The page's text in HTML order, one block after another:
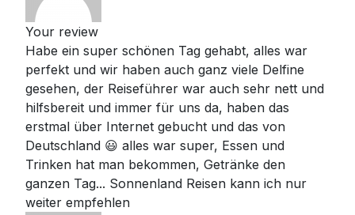
Your review
Habe ein super schönen Tag gehabt, alles war
perfekt und wir haben auch ganz viele Delfine
gesehen, der Reiseführer war auch sehr nett und
hilfsbereit und immer für uns da, haben das
erstmal über Internet gebucht und das von
Deutschland 😃 alles war super, Essen und
Trinken hat man bekommen, Getränke den
ganzen Tag... Sonnenland Reisen kann ich nur
weiter empfehlen